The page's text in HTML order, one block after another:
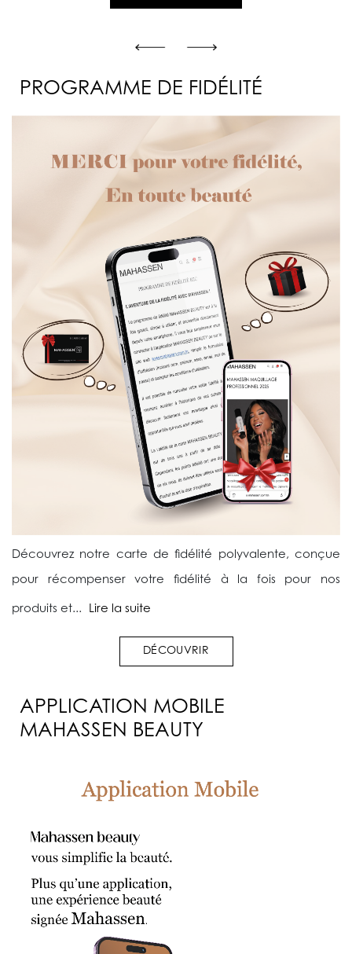
PROGRAMME DE FIDÉLITÉ
Découvrez notre carte de fidélité polyvalente, conçue
pour récompenser votre fidélité à la fois pour nos
produits et... Lire la suite
DÉCOUVRIR
APPLICATION MOBILE
MAHASSEN BEAUTY